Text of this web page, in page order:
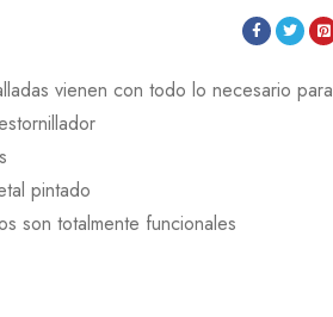
vienen con todo lo necesario para
pintado
son totalmente funcionales